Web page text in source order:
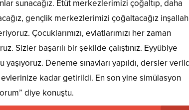
sunacağız. Etüt merkezlerimizi çoğaltıp, daha
gençlik merkezlerimizi çoğaltacağız
Çocuklarımızı, evlatlarımızı her zaman
Sizler başarılı bir şekilde çalıştınız. Eyyübiye
Deneme sınavları yapıldı, dersler
kadar getirildi. En son yine simülasyon
diye konuştu.